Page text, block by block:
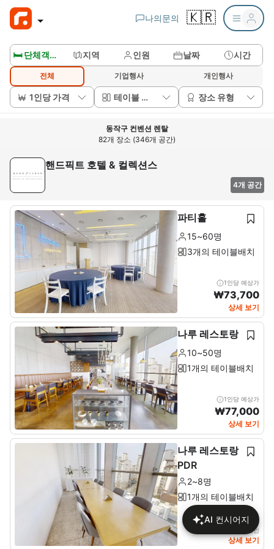
나의문의 🇰🇷
🛏️ 단체객실보기 지역 인원 날짜 시간
전체 기업행사 개인행사
1인당 가격 테이블 배치 장소 유형
동작구 컨벤션 렌탈
82개 장소 (346개 공간)
핸드픽트 호텔 & 컬렉션스
4개 공간
파티홀
15~60명
3개의 테이블배치
1인당 예상가
₩73,700
상세 보기
나루 레스토랑
10~50명
1개의 테이블배치
1인당 예상가
₩77,000
상세 보기
나루 레스토랑
PDR
2~8명
1개의 테이블배치
상세에서 가격 확인
상세 보기
AI 컨시어지